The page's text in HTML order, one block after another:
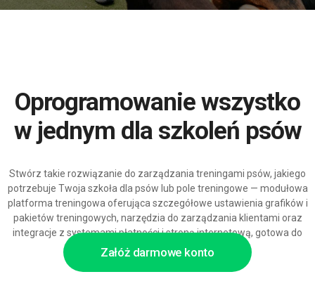
Załóż darmowe konto
Oprogramowanie wszystko
w jednym dla szkoleń psów
Stwórz takie rozwiązanie do zarządzania treningami psów, jakiego
potrzebuje Twoja szkoła dla psów lub pole treningowe — modułowa
platforma treningowa oferująca szczegółowe ustawienia grafików i
pakietów treningowych, narzędzia do zarządzania klientami oraz
integracje z systemami płatności i stroną internetową, gotowa do
skalowania i automatyzacji z pomocą AI.